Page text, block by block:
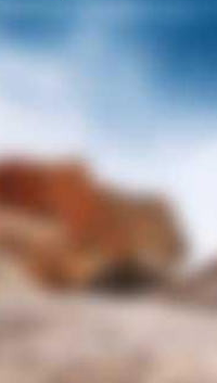
gouvernement